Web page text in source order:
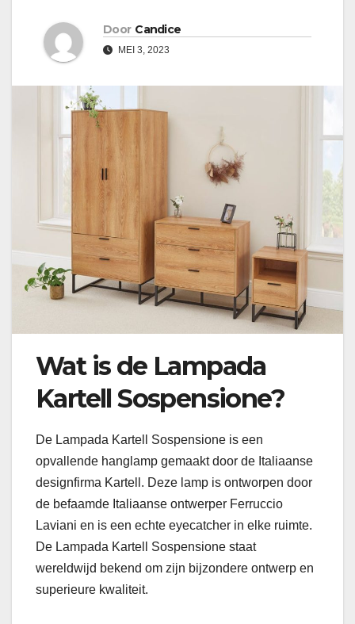
Door Candice
MEI 3, 2023
Wat is de Lampada
Kartell Sospensione?
De Lampada Kartell Sospensione is een
opvallende hanglamp gemaakt door de Italiaanse
designfirma Kartell. Deze lamp is ontworpen door
de befaamde Italiaanse ontwerper Ferruccio
Laviani en is een echte eyecatcher in elke ruimte.
De Lampada Kartell Sospensione staat
wereldwijd bekend om zijn bijzondere ontwerp en
superieure kwaliteit.